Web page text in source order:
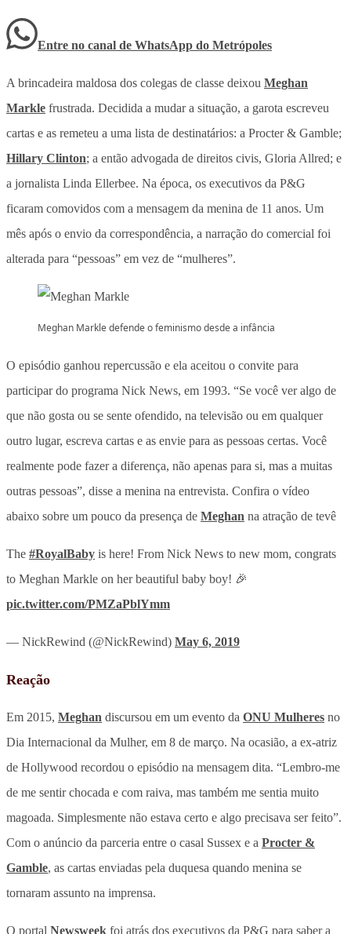
Entre no canal de WhatsApp do Metrópoles
A brincadeira maldosa dos colegas de classe deixou Meghan
Markle frustrada. Decidida a mudar a situação, a garota escreveu
cartas e as remeteu a uma lista de destinatários: a Procter & Gamble;
Hillary Clinton; a então advogada de direitos civis, Gloria Allred; e
a jornalista Linda Ellerbee. Na época, os executivos da P&G
ficaram comovidos com a mensagem da menina de 11 anos. Um
mês após o envio da correspondência, a narração do comercial foi
alterada para “pessoas” em vez de “mulheres”.
Meghan Markle defende o feminismo desde a infância
O episódio ganhou repercussão e ela aceitou o convite para
participar do programa Nick News, em 1993. “Se você ver algo de
que não gosta ou se sente ofendido, na televisão ou em qualquer
outro lugar, escreva cartas e as envie para as pessoas certas. Você
realmente pode fazer a diferença, não apenas para si, mas a muitas
outras pessoas”, disse a menina na entrevista. Confira o vídeo
abaixo sobre um pouco da presença de Meghan na atração de tevê
The #RoyalBaby is here! From Nick News to new mom, congrats
to Meghan Markle on her beautiful baby boy! 🎉
pic.twitter.com/PMZaPblYmm
— NickRewind (@NickRewind) May 6, 2019
Reação
Em 2015, Meghan discursou em um evento da ONU Mulheres no
Dia Internacional da Mulher, em 8 de março. Na ocasião, a ex-atriz
de Hollywood recordou o episódio na mensagem dita. “Lembro-me
de me sentir chocada e com raiva, mas também me sentia muito
magoada. Simplesmente não estava certo e algo precisava ser feito”.
Com o anúncio da parceria entre o casal Sussex e a Procter &
Gamble, as cartas enviadas pela duquesa quando menina se
tornaram assunto na imprensa.
O portal Newsweek foi atrás dos executivos da P&G para saber a